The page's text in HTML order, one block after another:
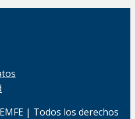
| Todos los derechos